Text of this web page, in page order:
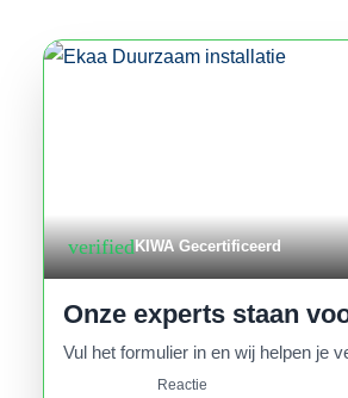
verifiedKIWA Gecertificeerd
Onze experts staan
Vul het formulier in en wij helpen je
Reactie